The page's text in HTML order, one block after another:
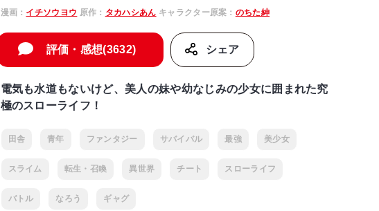
漫画： イチソウヨウ 原作： タカハシあん キャラクター原案： のちた紳
評価・感想(3632) シェア
電気も水道もないけど、美人の妹や幼なじみの少女に囲まれた究
極のスローライフ！
田舎 青年 ファンタジー サバイバル 最強 美少女
スライム 転生・召喚 異世界 チート スローライフ
バトル なろう ギャグ